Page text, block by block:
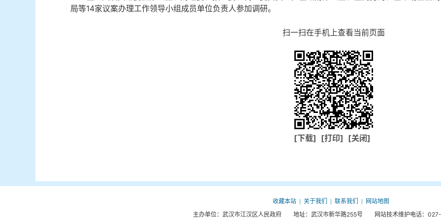
局等14家议案办理工作领导小组成员单位负责人参加调研。
扫一扫在手机上查看当前页面
[下载] [打印] [关闭]
收藏本站 关于我们 联系我们
网站地图
主办单位：武汉市江汉区人民政府 地址：武汉市新华路255号 网站技术维护电话：